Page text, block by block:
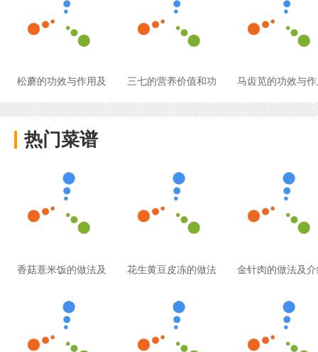
松蘑的功效与作用及 三七的营养价值和功 马齿苋的功效与
热门菜谱
香菇薏米饭的做法及 花生黄豆皮冻的做法 金针肉的做法及